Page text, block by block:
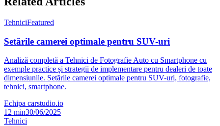
TehniciFeatured
Setările camerei optimale pentru SUV-uri
Analiză completă a Tehnici de Fotografie Auto cu Smartphone cu
exemple practice și strategii de implementare pentru dealeri de toate
dimensiunile. Setările camerei optimale pentru SUV-uri, fotografie,
tehnici, smartphone.
Echipa carstudio.io
12 min30/06/2025
Tehnici